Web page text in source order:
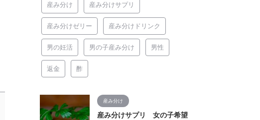
産み分け 産み分けサプリ
産み分けゼリー 産み分けドリンク
男の妊活 男の子産み分け 男性
返金 酢
産み分け
産み分けサプリ 女の子希望